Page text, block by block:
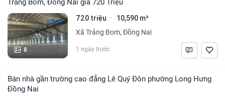
Trảng Bom, Đồng Nai giá 720 Triệu
8
720 triệu · 10,590 m²
Xã Trảng Bom, Đồng Nai
1 ngày trước
Bán nhà gần trường cao đẳng Lê Quý Đôn phường Long Hưng
Đồng Nai